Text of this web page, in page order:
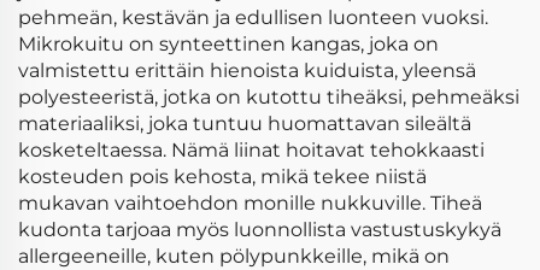
pehmeän, kestävän ja edullisen luonteen vuoksi.
Mikrokuitu on synteettinen kangas, joka on
valmistettu erittäin hienoista kuiduista, yleensä
polyes­teeristä, jotka on kutottu tiheäksi, pehmeäksi
materiaaliksi, joka tuntuu huomattavan sileältä
kosketeltaessa. Nämä liinat hoitavat tehokkaasti
kosteuden pois kehosta, mikä tekee niistä
mukavan vaihtoehdon monille nukkuville. Tiheä
kudonta tarjoaa myös luonnollista vastustuskykyä
allergeeneille, kuten pölypunkkeille, mikä on